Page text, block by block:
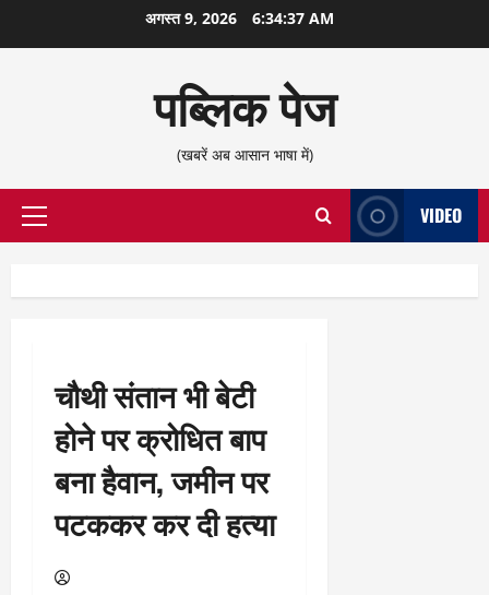
सामग्री
अगस्त 9, 2026 6:34:38 AM
पब्लिक पेज
(खबरें अब आसान भाषा में)
प्राथमिक
VIDEO
चौथी संतान भी बेटी
होने पर क्रोधित बाप
बना हैवान, जमीन पर
पटककर कर दी हत्या